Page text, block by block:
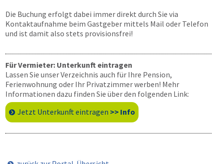
Die Buchung erfolgt dabei immer direkt durch Sie via
Kontaktaufnahme beim Gastgeber mittels Mail oder Telefon
und ist damit also stets provisionsfrei!
Für Vermieter: Unterkunft eintragen
Lassen Sie unser Verzeichnis auch für Ihre Pension,
Ferienwohnung oder Ihr Privatzimmer werben! Mehr
Informationen dazu finden Sie über den folgenden Link:
Jetzt Unterkunft eintragen >> Info